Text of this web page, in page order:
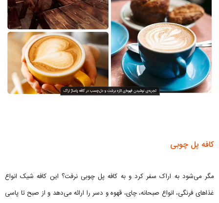
کافه پل چوبی
مگر می‌شود به اراک سفر کرد و به کافه پل چوبی نرفت؟ این کافه شیک انواع
غذاهای فرنگی، انواع صبحانه، چای، قهوه و دسر را ارائه می‌دهد و از صبح تا پاسی